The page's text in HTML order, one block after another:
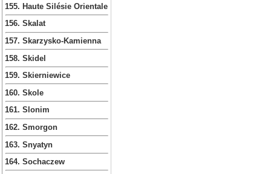
155. Haute Silésie Orientale
156. Skalat
157. Skarzysko-Kamienna
158. Skidel
159. Skierniewice
160. Skole
161. Slonim
162. Smorgon
163. Snyatyn
164. Sochaczew